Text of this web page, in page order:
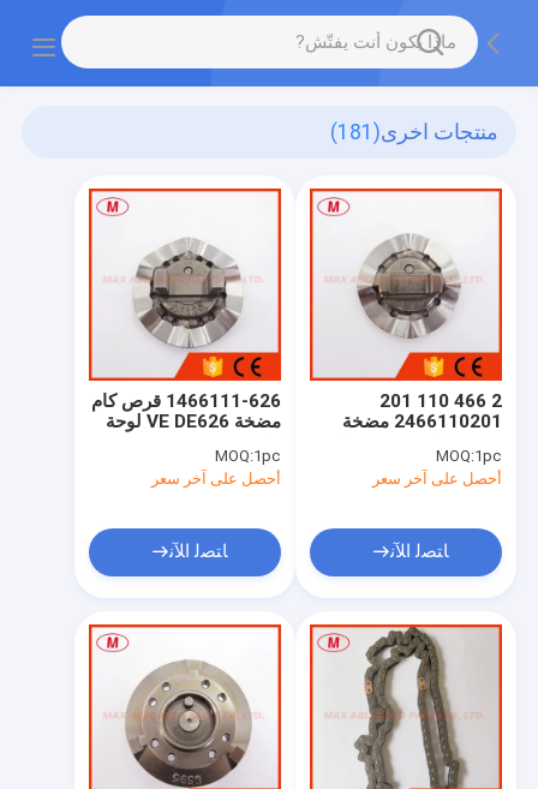
منتجات اخرى(181)
1466111-626 قرص كام
مضخة VE DE626 لوحة
لمضخة ve
MOQ:1pc
أحصل على آخر سعر
ﺎﺘﺼﻟ ﺍﻶﻧ
2 466 110 201
2466110201 مضخة
4CYL لأجزاء مضخة VEMOQ:1pc
أحصل على آخر سعر
ﺎﺘﺼﻟ ﺍﻶﻧ